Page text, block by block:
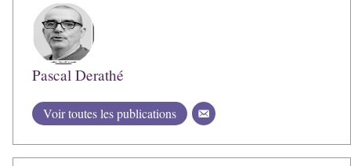
Pascal Derathé
Voir toutes les publications